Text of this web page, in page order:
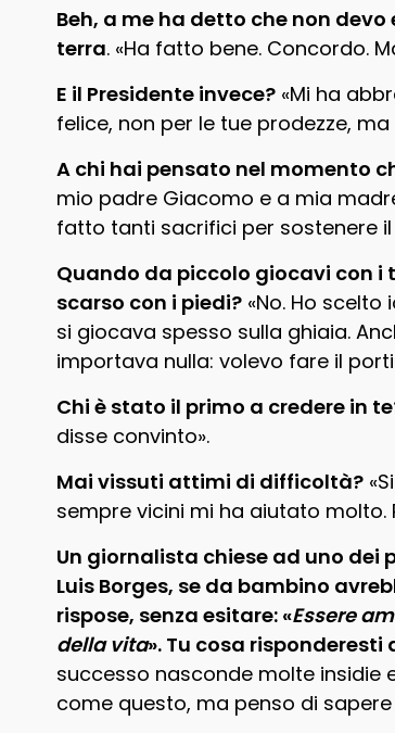
Beh, a me ha detto che non
terra. «Ha fatto bene. Concordo.
E il Presidente invece? «Mi ha
felice, non per le tue prodezze,
A chi hai pensato nel momento
mio padre Giacomo e a mia
fatto tanti sacrifici per sostenere
Quando da piccolo giocavi con i
scarso con i piedi? «No. Ho
si giocava spesso sulla ghiaia.
importava nulla: volevo fare il
Chi è stato il primo a credere in
disse convinto».
Mai vissuti attimi di difficoltà?
sempre vicini mi ha aiutato molto.
Un giornalista chiese ad uno
Luis Borges, se da bambino
rispose, senza esitare: «Essere
della vita». Tu cosa
successo nasconde molte insidie
come questo, ma penso di